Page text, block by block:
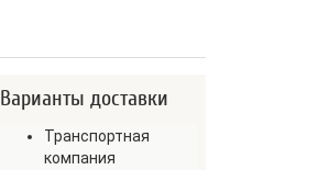
Варианты доставки
Транспортная
компания